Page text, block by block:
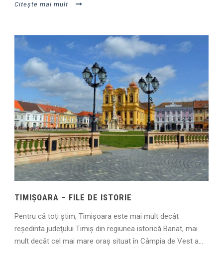
Citește mai mult
TIMIŞOARA – FILE DE ISTORIE
Pentru că toţi ştim, Timişoara este mai mult decât
reşedinta judeţului Timiş din regiunea istorică Banat, mai
mult decât cel mai mare oraş situat în Câmpia de Vest a...